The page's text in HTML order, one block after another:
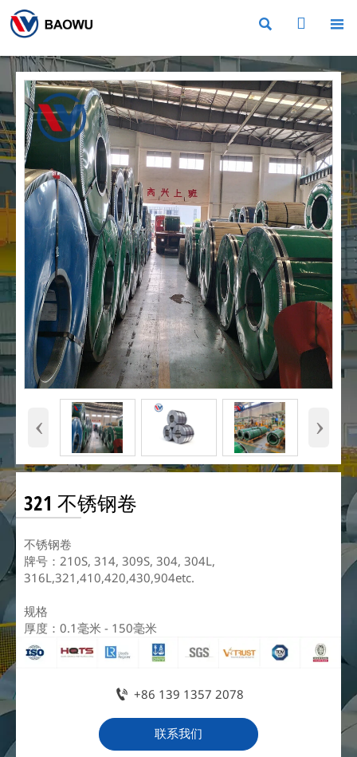
  
‹ ›
321 不锈钢卷
不锈钢卷
牌号：210S, 314, 309S, 304, 304L,
316L,321,410,420,430,904etc.
规格
厚度：0.1毫米 - 150毫米
 +86 139 1357 2078
联系我们